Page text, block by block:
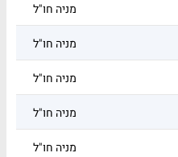
מניה חו"ל
מניה חו"ל
מניה חו"ל
מניה חו"ל
מניה חו"ל